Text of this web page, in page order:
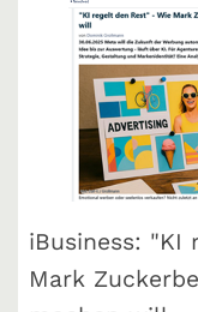
iBusiness: "KI
Mark